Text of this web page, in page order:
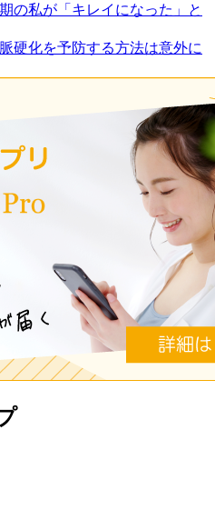
の私が「キレイになった」と
硬化を予防する方法は意外に